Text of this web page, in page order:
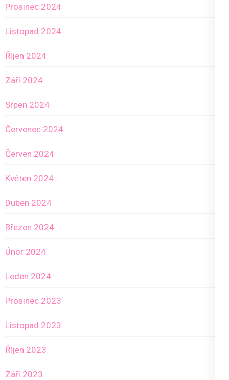
Prosinec 2024
Listopad 2024
Říjen 2024
Září 2024
Srpen 2024
Červenec 2024
Červen 2024
Květen 2024
Duben 2024
Březen 2024
Únor 2024
Leden 2024
Prosinec 2023
Listopad 2023
Říjen 2023
Září 2023